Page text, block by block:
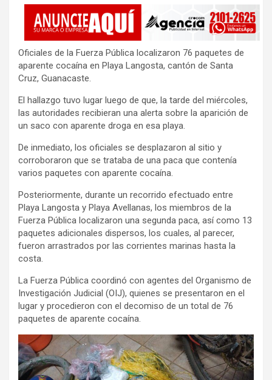
Oficiales de la Fuerza Pública localizaron 76 paquetes de
aparente cocaína en Playa Langosta, cantón de Santa
Cruz, Guanacaste.
El hallazgo tuvo lugar luego de que, la tarde del miércoles,
las autoridades recibieran una alerta sobre la aparición de
un saco con aparente droga en esa playa.
De inmediato, los oficiales se desplazaron al sitio y
corroboraron que se trataba de una paca que contenía
varios paquetes con aparente cocaína.
Posteriormente, durante un recorrido efectuado entre
Playa Langosta y Playa Avellanas, los miembros de la
Fuerza Pública localizaron una segunda paca, así como 13
paquetes adicionales dispersos, los cuales, al parecer,
fueron arrastrados por las corrientes marinas hasta la
costa.
La Fuerza Pública coordinó con agentes del Organismo de
Investigación Judicial (OIJ), quienes se presentaron en el
lugar y procedieron con el decomiso de un total de 76
paquetes de aparente cocaína.